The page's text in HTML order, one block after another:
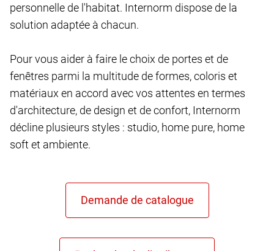
personnelle de l'habitat. Internorm dispose de la
solution adaptée à chacun.
Pour vous aider à faire le choix de portes et de
fenêtres parmi la multitude de formes, coloris et
matériaux en accord avec vos attentes en termes
d'architecture, de design et de confort, Internorm
décline plusieurs styles : studio, home pure, home
soft et ambiente.